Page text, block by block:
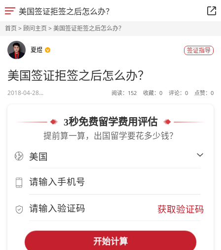
美国签证拒签之后怎么办？
首页> 顾问主页> 美国签证拒签之后怎么办？
夏煜 签证指导
美国签证拒签之后怎么办？
2018-04-28... 阅读： 152 收藏： 0 评论： 0 点赞： 0
3秒免费留学费用评估
提前算一算，出国留学要花多少钱？
获取验证码
开始计算